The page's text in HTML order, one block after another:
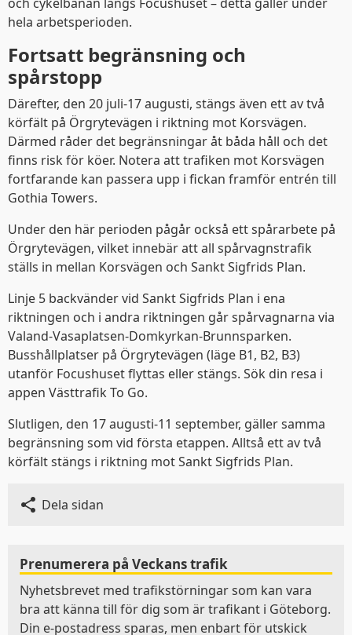
hela arbetsperioden.
Fortsatt begränsning och
spårstopp
Därefter, den 20 juli-17 augusti, stängs även ett av två
körfält på Örgrytevägen i riktning mot Korsvägen.
Därmed råder det begränsningar åt båda håll och det
finns risk för köer. Notera att trafiken mot Korsvägen
fortfarande kan passera upp i fickan framför entrén till
Gothia Towers.
Under den här perioden pågår också ett spårarbete på
Örgrytevägen, vilket innebär att all spårvagnstrafik
ställs in mellan Korsvägen och Sankt Sigfrids Plan.
Linje 5 backvänder vid Sankt Sigfrids Plan i ena
riktningen och i andra riktningen går spårvagnarna via
Valand-Vasaplatsen-Domkyrkan-Brunnsparken.
Busshållplatser på Örgrytevägen (läge B1, B2, B3)
utanför Focushuset flyttas eller stängs. Sök din resa i
appen Västtrafik To Go.
Slutligen, den 17 augusti-11 september, gäller samma
begränsning som vid första etappen. Alltså ett av två
körfält stängs i riktning mot Sankt Sigfrids Plan.
Dela sidan
Prenumerera på Veckans trafik
Nyhetsbrevet med trafikstörningar som kan vara
bra att känna till för dig som är trafikant i Göteborg.
Din e-postadress sparas, men enbart för utskick